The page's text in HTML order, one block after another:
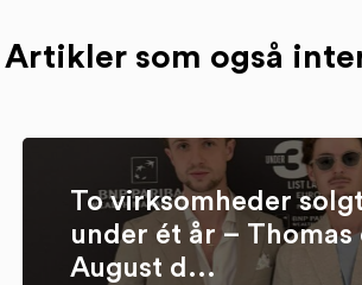
Artikler som også
To virksomheder
under ét år – Thomas
August d...